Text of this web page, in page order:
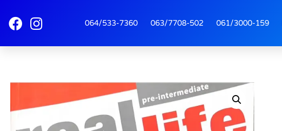
064/533-7360 063/7708-502 061/3000-159